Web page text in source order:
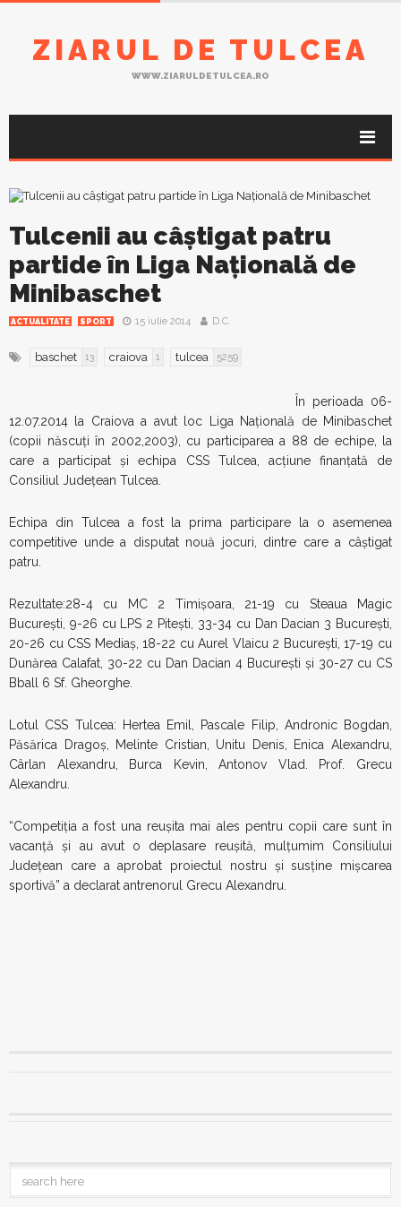
ZIARUL DE TULCEA
WWW.ZIARULDETULCEA.RO
Tulcenii au câştigat patru
partide în Liga Naţională de
Minibaschet
ACTUALITATE SPORT 15 iulie 2014 D.C.
baschet 13 craiova 1 tulcea 5259
În perioada 06-
12.07.2014 la Craiova a avut loc Liga Naţională de Minibaschet
(copii născuţi în 2002,2003), cu participarea a 88 de echipe, la
care a participat şi echipa CSS Tulcea, acţiune finanţată de
Consiliul Judeţean Tulcea.
Echipa din Tulcea a fost la prima participare la o asemenea
competitive unde a disputat nouă jocuri, dintre care a câştigat
patru.
Rezultate:28-4 cu MC 2 Timişoara, 21-19 cu Steaua Magic
Bucureşti, 9-26 cu LPS 2 Piteşti, 33-34 cu Dan Dacian 3 Bucureşti,
20-26 cu CSS Mediaş, 18-22 cu Aurel Vlaicu 2 Bucureşti, 17-19 cu
Dunărea Calafat, 30-22 cu Dan Dacian 4 Bucureşti şi 30-27 cu CS
Bball 6 Sf. Gheorghe.
Lotul CSS Tulcea: Hertea Emil, Pascale Filip, Andronic Bogdan,
Păsărica Dragoş, Melinte Cristian, Unitu Denis, Enica Alexandru,
Cârlan Alexandru, Burca Kevin, Antonov Vlad. Prof. Grecu
Alexandru.
“Competiţia a fost una reuşita mai ales pentru copii care sunt în
vacanţă şi au avut o deplasare reuşită, mulţumim Consiliului
Judeţean care a aprobat proiectul nostru şi susţine mişcarea
sportivă” a declarat antrenorul Grecu Alexandru.